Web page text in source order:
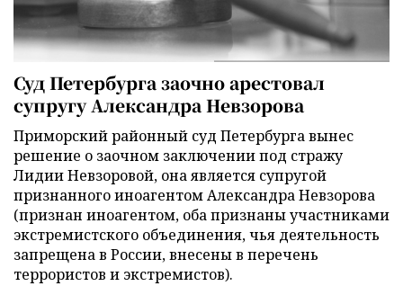
Суд Петербурга заочно арестовал
супругу Александра Невзорова
Приморский районный суд Петербурга вынес
решение о заочном заключении под стражу
Лидии Невзоровой, она является супругой
признанного иноагентом Александра Невзорова
(признан иноагентом, оба признаны участниками
экстремистского объединения, чья деятельность
запрещена в России, внесены в перечень
террористов и экстремистов).